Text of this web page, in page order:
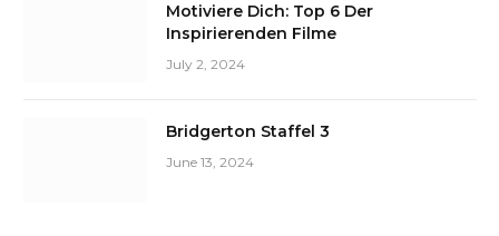
Motiviere Dich: Top 6 Der
Inspirierenden Filme
July 2, 2024
Bridgerton Staffel 3
June 13, 2024